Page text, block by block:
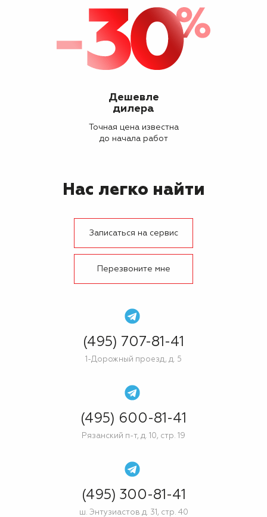
Дешевле
дилера
Точная цена известна
до начала работ
Нас легко найти
Записаться на сервис
Перезвоните мне
(495) 707-81-41
1-Дорожный проезд, д. 5
(495) 600-81-41
Рязанский п-т, д. 10, стр. 19
(495) 300-81-41
ш. Энтузиастов д. 31, стр. 40